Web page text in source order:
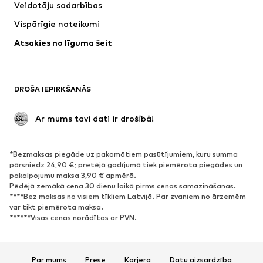
Veidotāju sadarbības
Vispārīgie noteikumi
Atsakies no līguma šeit
DROŠA IEPIRKŠANĀS
Ar mums tavi dati ir drošībā!
*Bezmaksas piegāde uz pakomātiem pasūtījumiem, kuru summa
pārsniedz 24,90 €; pretējā gadījumā tiek piemērota piegādes un
pakalpojumu maksa 3,90 € apmērā.
Pēdējā zemākā cena 30 dienu laikā pirms cenas samazināšanas.
****Bez maksas no visiem tīkliem Latvijā. Par zvaniem no ārzemēm
var tikt piemērota maksa.
******Visas cenas norādītas ar PVN.
Par mums Prese Karjera Datu aizsardzība